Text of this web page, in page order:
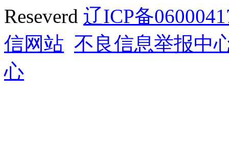
Reseverd 辽ICP备
信网站 不良信息举报中
心